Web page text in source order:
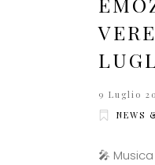
9 Luglio
NEWS
🎤